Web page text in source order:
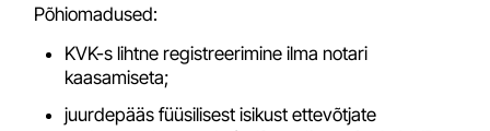
Põhiomadused:
KVK-s lihtne registreerimine ilma notari
kaasamiseta;
juurdepääs füüsilisest isikust ettevõtjate